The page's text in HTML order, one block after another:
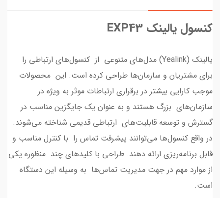
کنسول یالینک EXP43
یالینک (Yealink) مدل‌های متنوعی از کنسول‌های ارتباطی را
برای مشتریان و سازمان‌ها طراحی کرده است. این محصولات
موجب کارایی بیشتر در برقراری ارتباطات موثر به ویژه در
سازمان‌های بزرگ هستند و به عنوان یک جایگزین مناسب در
گسترش و توسعه قابلیت‌های ارتباطی قدیمی شناخته می‌شوند.
در واقع کنسول‌ها می‌توانند پیشرفت تماس را با کنترل مناسب و
قابل برنامه‌ریزی ارائه دهند. طراحی با کلیدهای چند منظوره یکی
از موارد مهم در جهت مدیریت تماس‌ها به وسیله این دستگاه
است.